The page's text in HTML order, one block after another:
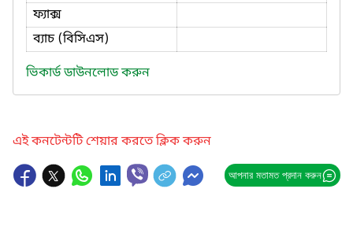
ফ্যাক্স
ব্যাচ (বিসিএস)
ভিকার্ড ডাউনলোড করুন
এই কনটেন্টটি শেয়ার করতে ক্লিক করুন
আপনার মতামত প্রদান করুন